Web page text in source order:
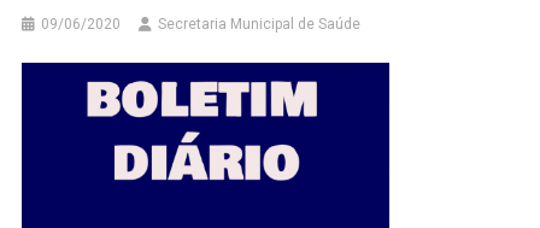
09/06/2020 Secretaria Municipal de Saúde